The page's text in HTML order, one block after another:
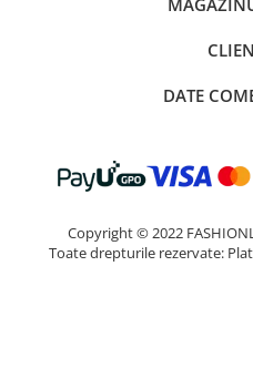
DATE
Copyright © 2022
Toate drepturile rezervate: